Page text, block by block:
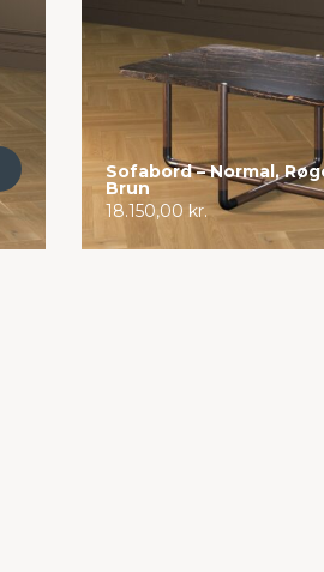
Sofabord – Normal,
Brun
18.150,00 kr.
Tilføj til